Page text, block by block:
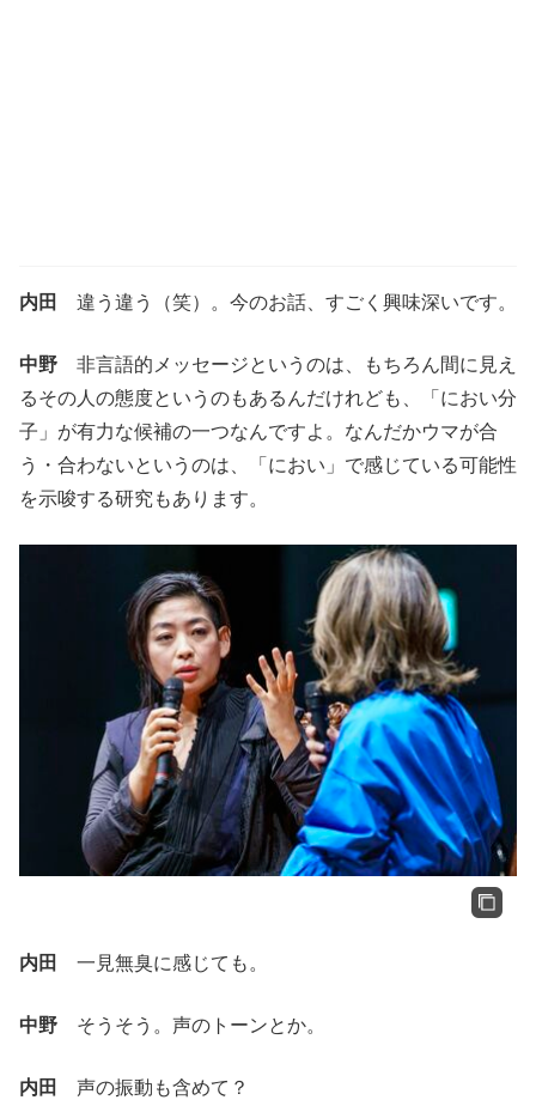
内田 違う違う（笑）。今のお話、すごく興味深いです。
中野 非言語的メッセージというのは、もちろん間に見え
るその人の態度というのもあるんだけれども、「におい分
子」が有力な候補の一つなんですよ。なんだかウマが合
う・合わないというのは、「におい」で感じている可能性
を示唆する研究もあります。
内田 一見無臭に感じても。
中野 そうそう。声のトーンとか。
内田 声の振動も含めて？